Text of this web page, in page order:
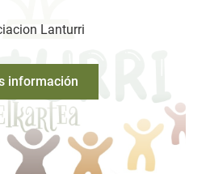
Lanturri
información